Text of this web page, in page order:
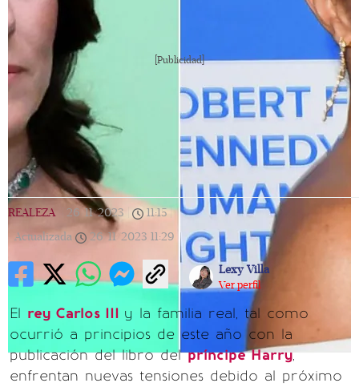
[Publicidad]
REALEZA 26/11/2023 11:15 |
Actualizada
26/11/2023 11:29
Lexy Villa
Ver perfil
El rey Carlos III y la familia real, tal como
ocurrió a principios de este año con la
publicación del libro delpríncipe Harry,
enfrentan nuevas tensiones debido al próximo